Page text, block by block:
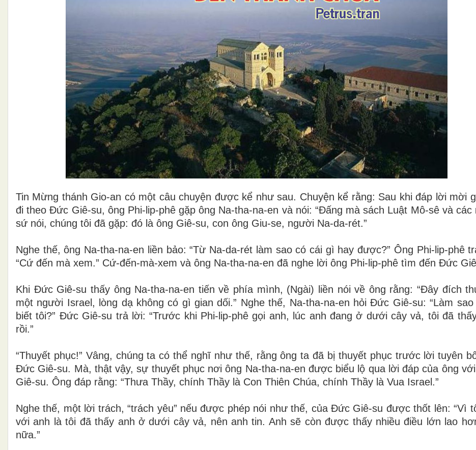
Tin Mừng thánh Gio-an có một câu chuyện được kể như sau. Chuyện kể rằng: Sau khi đáp lời mời
đi theo Đức Giê-su, ông Phi-lip-phê gặp ông Na-tha-na-en và nói: “Đấng mà sách Luật Mô-sê và các
sứ nói, chúng tôi đã gặp: đó là ông Giê-su, con ông Giu-se, người Na-da-rét.”
Nghe thế, ông Na-tha-na-en liền bảo: “Từ Na-da-rét làm sao có cái gì hay được?” Ông Phi-lip-phê
“Cứ đến mà xem.” Cứ-đến-mà-xem và ông Na-tha-na-en đã nghe lời ông Phi-lip-phê tìm đến Đức
Khi Đức Giê-su thấy ông Na-tha-na-en tiến về phía mình, (Ngài) liền nói về ông rằng: “Đây đích
một người Israel, lòng dạ không có gì gian dối.” Nghe thế, Na-tha-na-en hỏi Đức Giê-su: “Làm sao
biết tôi?” Đức Giê-su trả lời: “Trước khi Phi-lip-phê gọi anh, lúc anh đang ở dưới cây vả, tôi đã
rồi.”
“Thuyết phục!” Vâng, chúng ta có thể nghĩ như thế, rằng ông ta đã bị thuyết phục trước lời tuyên
Đức Giê-su. Mà, thật vậy, sự thuyết phục nơi ông Na-tha-na-en được biểu lộ qua lời đáp của ông
Giê-su. Ông đáp rằng: “Thưa Thầy, chính Thầy là Con Thiên Chúa, chính Thầy là Vua Israel.”
Nghe thế, một lời trách, “trách yêu” nếu được phép nói như thế, của Đức Giê-su được thốt lên: “Vì
với anh là tôi đã thấy anh ở dưới cây vả, nên anh tin. Anh sẽ còn được thấy nhiều điều lớn lao
nữa.”